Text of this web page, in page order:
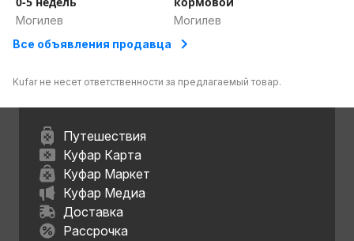
Могилев
Могилев
Все объявления продавца
Kufar не несет ответственности за предлагаемый товар.
Путешествия
Куфар Карта
Куфар Маркет
Куфар Медиа
Доставка
Рассрочка